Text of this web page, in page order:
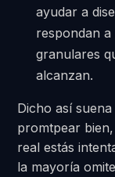
ayudar a
respondan a
granulares
alcanzan.
Dicho así
promtpear
real estás
la mayoría